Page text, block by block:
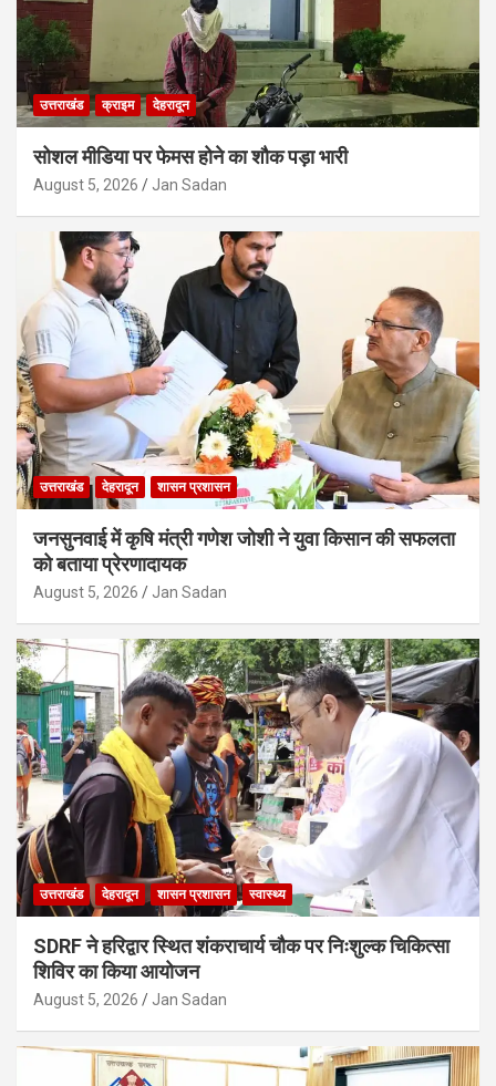
उत्तराखंड क्राइम देहरादून
सोशल मीडिया पर फेमस होने का शौक पड़ा भारी
August 5, 2026 Jan Sadan
उत्तराखंड देहरादून शासन प्रशासन
जनसुनवाई में कृषि मंत्री गणेश जोशी ने युवा किसान की सफलता
को बताया प्रेरणादायक
August 5, 2026 Jan Sadan
उत्तराखंड देहरादून शासन प्रशासन स्वास्थ्य
SDRF ने हरिद्वार स्थित शंकराचार्य चौक पर निःशुल्क चिकित्सा
शिविर का किया आयोजन
August 5, 2026 Jan Sadan